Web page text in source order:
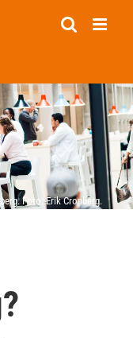
Foto: Erik Cronberg.